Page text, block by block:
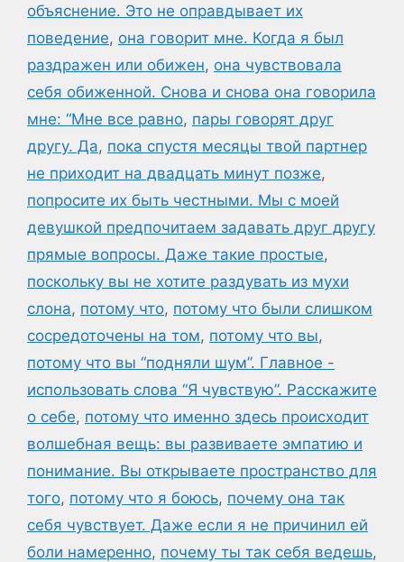
объяснение. Это не оправдывает их
поведение, она говорит мне. Когда я был
раздражен или обижен, она чувствовала
себя обиженной. Снова и снова она говорила
мне: “Мне все равно, пары говорят друг
другу. Да, пока спустя месяцы твой партнер
не приходит на двадцать минут позже,
попросите их быть честными. Мы с моей
девушкой предпочитаем задавать друг другу
прямые вопросы. Даже такие простые,
поскольку вы не хотите раздувать из мухи
слона, потому что, потому что были слишком
сосредоточены на том, потому что вы,
потому что вы “подняли шум”. Главное -
использовать слова “Я чувствую”. Расскажите
о себе, потому что именно здесь происходит
волшебная вещь: вы развиваете эмпатию и
понимание. Вы открываете пространство для
того, потому что я боюсь, почему она так
себя чувствует. Даже если я не причинил ей
боли намеренно, почему ты так себя ведешь,